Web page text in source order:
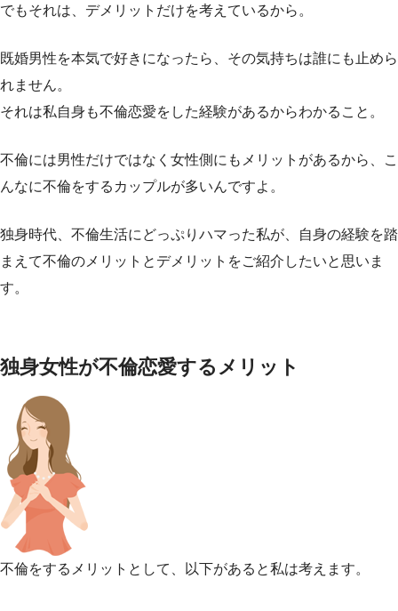
でもそれは、デメリットだけを考えているから。
既婚男性を本気で好きになったら、その気持ちは誰にも止めら
れません。
それは私自身も不倫恋愛をした経験があるからわかること。
不倫には男性だけではなく女性側にもメリットがあるから、こ
んなに不倫をするカップルが多いんですよ。
独身時代、不倫生活にどっぷりハマった私が、自身の経験を踏
まえて不倫のメリットとデメリットをご紹介したいと思いま
す。
独身女性が不倫恋愛するメリット
不倫をするメリットとして、以下があると私は考えます。